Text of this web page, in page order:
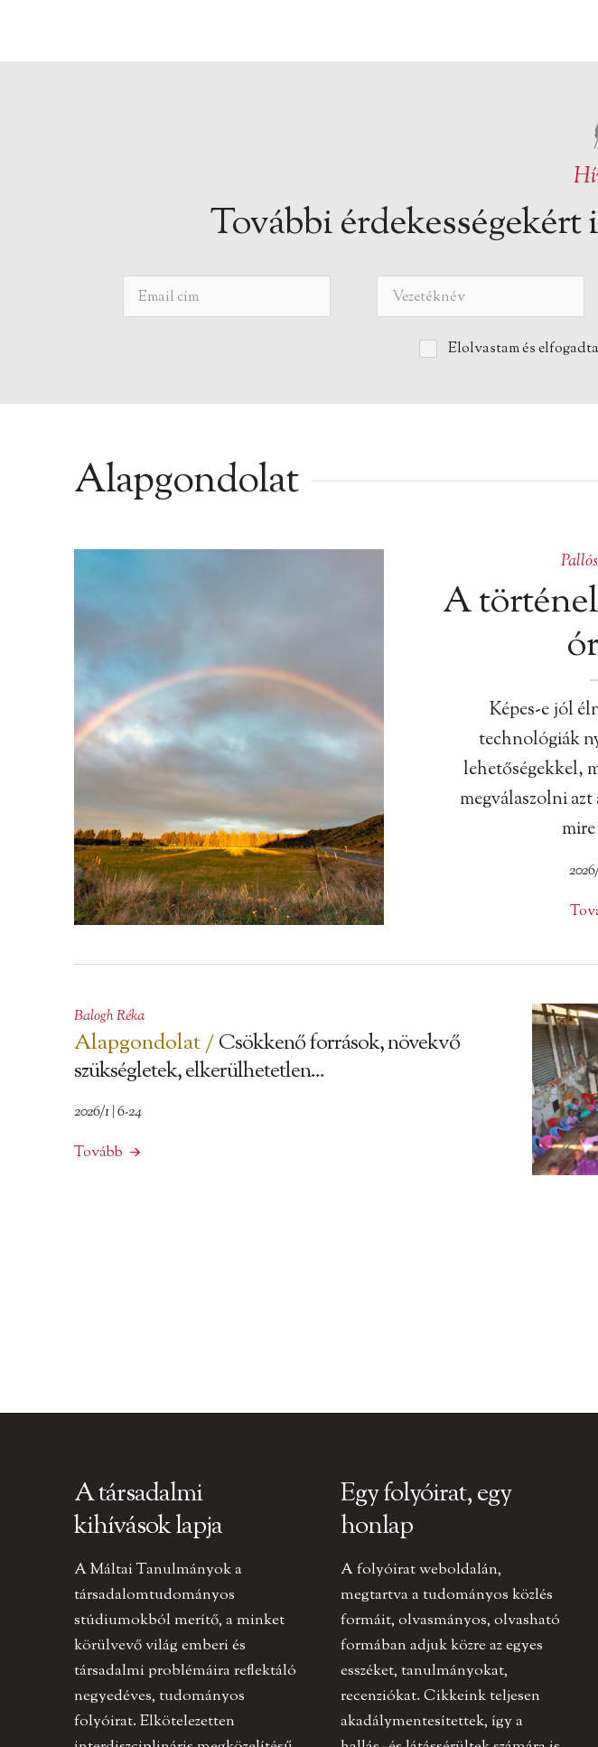
További
Elolvastam és
Alapgondolat
A
Képes-e jól
technológiák
lehetőségekkel,
megválaszolni azt
Balogh Réka
Alapgondolat /Csökkenő források, növekvő
szükségletek, elkerülhetetlen...
2026/1 | 6-24
Tovább
A társadalmi
kihívások lapja
A Máltai Tanulmányok a
társadalomtudományos
stúdiumokból merítő, a minket
körülvevő világ emberi és
társadalmi problémáira reflektáló
negyedéves, tudományos
folyóirat. Elkötelezetten
Egy folyóirat, egy
honlap
A folyóirat weboldalán,
megtartva a tudományos közlés
formáit, olvasmányos, olvasható
formában adjuk közre az egyes
esszéket, tanulmányokat,
recenziókat. Cikkeink teljesen
akadálymentesítettek, így a